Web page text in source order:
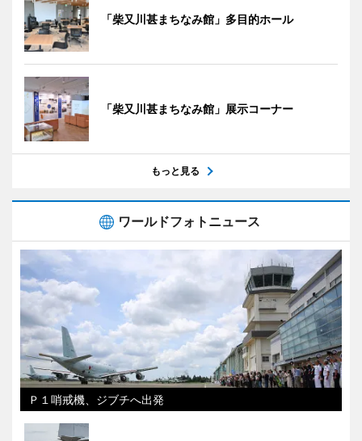
「柴又川甚まちなみ館」多目的ホール
「柴又川甚まちなみ館」展示コーナー
もっと見る
ワールドフォトニュース
Ｐ１哨戒機、ジブチへ出発